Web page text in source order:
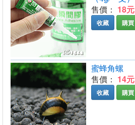
售價： 18元
收藏 購買
蜜蜂角螺
售價： 14元
收藏 購買